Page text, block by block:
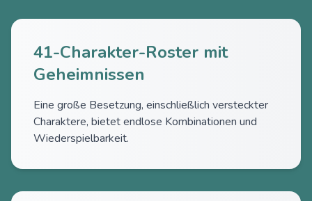
41-Charakter-Roster mit
Geheimnissen
Eine große Besetzung, einschließlich versteckter
Charaktere, bietet endlose Kombinationen und
Wiederspielbarkeit.